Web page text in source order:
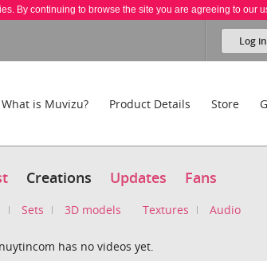
By continuing to browse the site you are agreeing to our
Log in
What is Muvizu? Product Details Store
Creations Updates Fans
Sets 3D models Textures Audio
has no videos yet.